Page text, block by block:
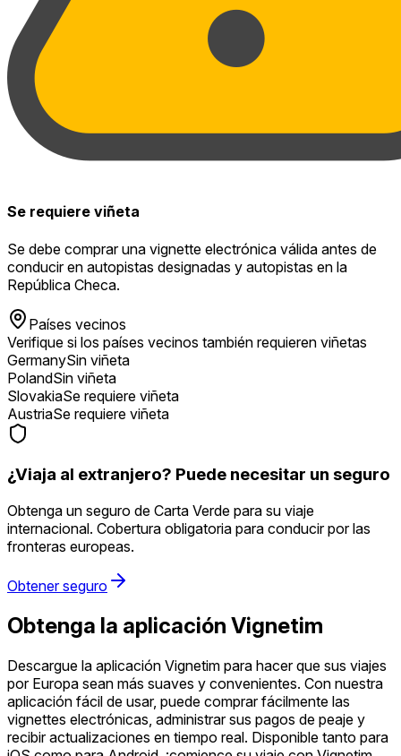
Se requiere viñeta
Se debe comprar una vignette electrónica válida antes de
conducir en autopistas designadas y autopistas en la
República Checa.
Países vecinos
Verifique si los países vecinos también requieren viñetas
GermanySin viñeta
PolandSin viñeta
SlovakiaSe requiere viñeta
AustriaSe requiere viñeta
¿Viaja al extranjero? Puede necesitar un seguro
Obtenga un seguro de Carta Verde para su viaje
internacional. Cobertura obligatoria para conducir por las
fronteras europeas.
Obtener seguro
Obtenga la aplicación Vignetim
Descargue la aplicación Vignetim para hacer que sus viajes
por Europa sean más suaves y convenientes. Con nuestra
aplicación fácil de usar, puede comprar fácilmente las
vignettes electrónicas, administrar sus pagos de peaje y
recibir actualizaciones en tiempo real. Disponible tanto para